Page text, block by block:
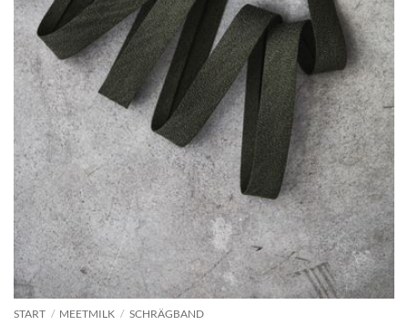
START / MEETMILK / SCHRÄGBAND